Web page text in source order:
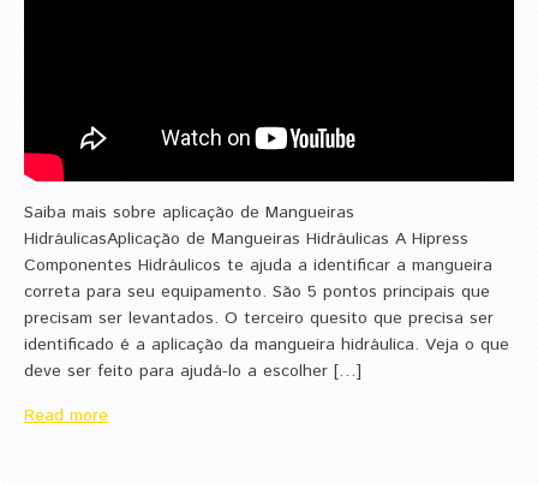
Saiba mais sobre aplicação de Mangueiras
HidráulicasAplicação de Mangueiras Hidráulicas A Hipress
Componentes Hidráulicos te ajuda a identificar a mangueira
correta para seu equipamento. São 5 pontos principais que
precisam ser levantados. O terceiro quesito que precisa ser
identificado é a aplicação da mangueira hidráulica. Veja o que
deve ser feito para ajudá-lo a escolher […]
Read more